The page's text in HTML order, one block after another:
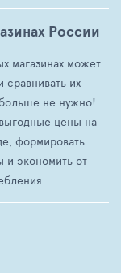
России
магазинах может
сравнивать их
не нужно!
цены на
формировать
и экономить от